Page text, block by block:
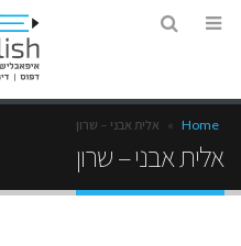
Home
» אלית אבני – שרון
אלית אבני – שרון